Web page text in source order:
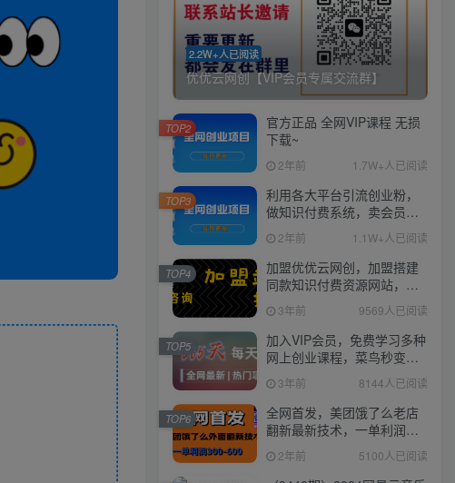
2.2W+人已阅读
优优云网创【VIP会员专属交流群】
官方正品 全网VIP课程 无损
下载~
2年前 1.7W+人已阅读
TOP2
利用各大平台引流创业粉，
做知识付费系统，卖会员，
卖课程，实现日入几百几千
2年前 1.1W+人已阅读
TOP3
加盟优优云网创，加盟搭建
同款知识付费资源网站，实
现长期稳定被动收入~
3年前 9569人已阅读
TOP4
加入VIP会员，免费学习多种
网上创业课程，菜鸟秒变大
神！
3年前 8144人已阅读
TOP5
全网首发，美团饿了么老店
翻新最新技术，一单利润
300-600
2年前 5100人已阅读
TOP6